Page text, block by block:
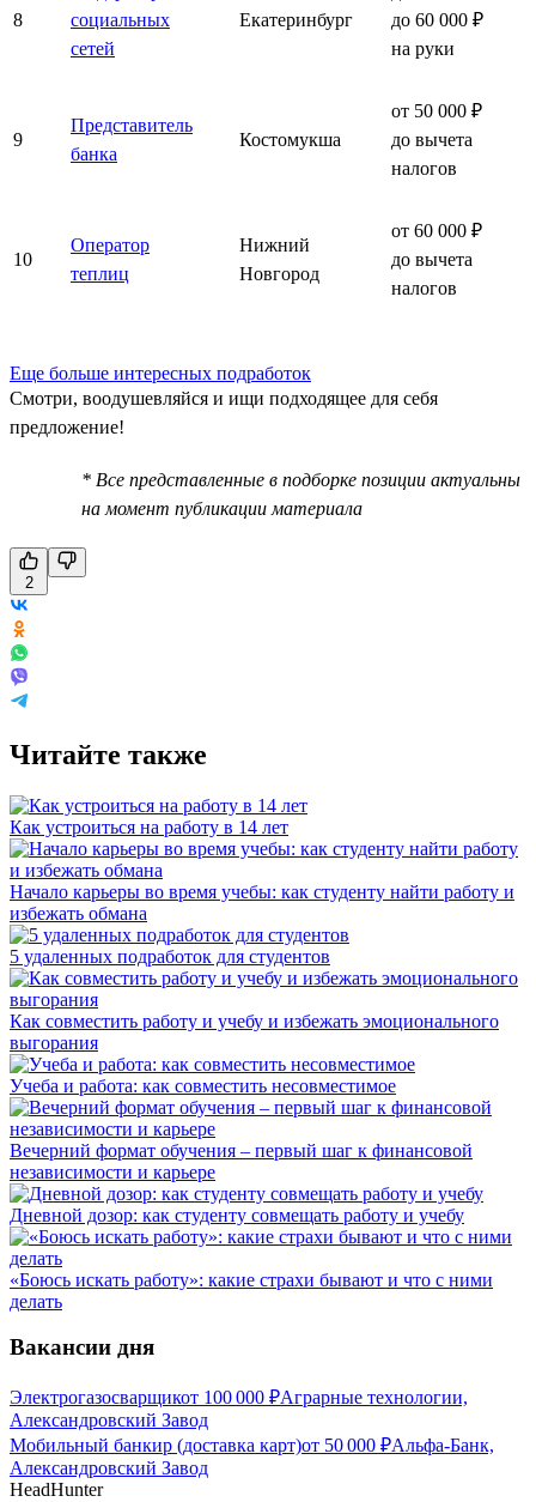
8
социальных
сетей
Екатеринбург
до 60 000 ₽
на руки
9
Представитель
банка
Костомукша
от 50 000 ₽
до вычета
налогов
10
Оператор
теплиц
Нижний
Новгород
от 60 000 ₽
до вычета
налогов
Еще больше интересных подработок
Смотри, воодушевляйся и ищи подходящее для себя
предложение!
* Все представленные в подборке позиции актуальны
на момент публикации материала
2
Читайте также
Как устроиться на работу в 14 лет
Начало карьеры во время учебы: как студенту найти работу и
избежать обмана
5 удаленных подработок для студентов
Как совместить работу и учебу и избежать эмоционального
выгорания
Учеба и работа: как совместить несовместимое
Вечерний формат обучения – первый шаг к финансовой
независимости и карьере
Дневной дозор: как студенту совмещать работу и учебу
«Боюсь искать работу»: какие страхи бывают и что с ними
делать
Вакансии дня
Электрогазосварщикот 100 000 ₽Аграрные технологии,
Александровский Завод
Мобильный банкир (доставка карт)от 50 000 ₽Альфа-Банк,
Александровский Завод
HeadHunter